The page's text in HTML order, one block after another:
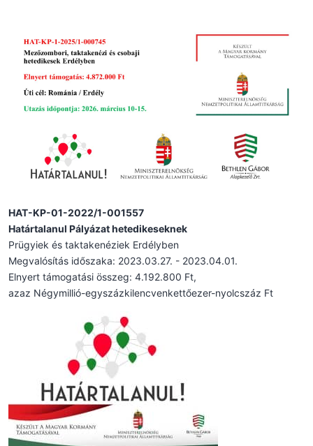
HAT-KP-01-2022/1-001557
Határtalanul Pályázat hetedikeseknek
Prügyiek és taktakenéziek Erdélyben
Megvalósítás időszaka: 2023.03.27. - 2023.04.01.
Elnyert támogatási összeg: 4.192.800 Ft,
azaz Négymillió-egyszázkilencvenkettőezer-nyolcszáz Ft